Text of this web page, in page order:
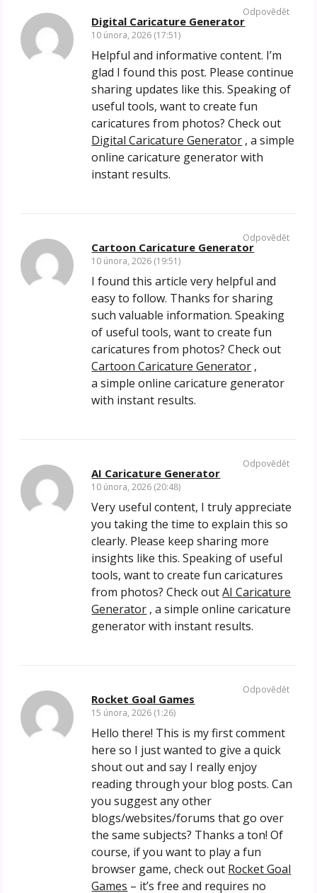
Digital Caricature Generator
10 února, 2026 (17:51)
Helpful and informative content. I’m
glad I found this post. Please continue
sharing updates like this. Speaking of
useful tools, want to create fun
caricatures from photos? Check out
Digital Caricature Generator , a simple
online caricature generator with
instant results.
Odpovědět
Cartoon Caricature Generator
10 února, 2026 (19:51)
I found this article very helpful and
easy to follow. Thanks for sharing
such valuable information. Speaking
of useful tools, want to create fun
caricatures from photos? Check out
Cartoon Caricature Generator ,
a simple online caricature generator
with instant results.
Odpovědět
AI Caricature Generator
10 února, 2026 (20:48)
Very useful content, I truly appreciate
you taking the time to explain this so
clearly. Please keep sharing more
insights like this. Speaking of useful
tools, want to create fun caricatures
from photos? Check outAI Caricature
Generator , a simple online caricature
generator with instant results.
Odpovědět
Rocket Goal Games
15 února, 2026 (1:26)
Hello there! This is my first comment
here so I just wanted to give a quick
shout out and say I really enjoy
reading through your blog posts. Can
you suggest any other
blogs/websites/forums that go over
the same subjects? Thanks a ton! Of
course, if you want to play a fun
browser game, check out Rocket Goal
Games – it’s free and requires no
Odpovědět